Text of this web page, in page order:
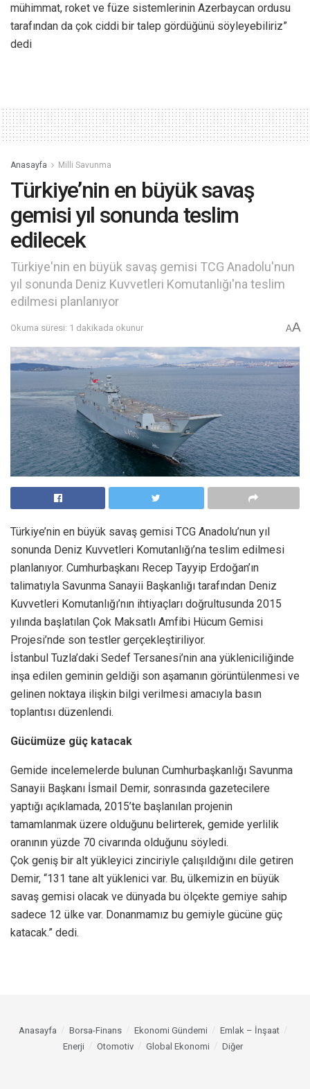
mühimmat, roket ve füze sistemlerinin Azerbaycan ordusu
tarafından da çok ciddi bir talep gördüğünü söyleyebiliriz”
dedi
Anasayfa Milli Savunma
Türkiye’nin en büyük savaş
gemisi yıl sonunda teslim
edilecek
Türkiye'nin en büyük savaş gemisi TCG Anadolu'nun
yıl sonunda Deniz Kuvvetleri Komutanlığı'na teslim
edilmesi planlanıyor
Okuma süresi: 1 dakikada okunur AA
Türkiye’nin en büyük savaş gemisi TCG Anadolu’nun yıl
sonunda Deniz Kuvvetleri Komutanlığı’na teslim edilmesi
planlanıyor. Cumhurbaşkanı Recep Tayyip Erdoğan’ın
talimatıyla Savunma Sanayii Başkanlığı tarafından Deniz
Kuvvetleri Komutanlığı’nın ihtiyaçları doğrultusunda 2015
yılında başlatılan Çok Maksatlı Amfibi Hücum Gemisi
Projesi’nde son testler gerçekleştiriliyor.
İstanbul Tuzla’daki Sedef Tersanesi’nin ana yükleniciliğinde
inşa edilen geminin geldiği son aşamanın görüntülenmesi ve
gelinen noktaya ilişkin bilgi verilmesi amacıyla basın
toplantısı düzenlendi.
Gücümüze güç katacak
Gemide incelemelerde bulunan Cumhurbaşkanlığı Savunma
Sanayii Başkanı İsmail Demir, sonrasında gazetecilere
yaptığı açıklamada, 2015’te başlanılan projenin
tamamlanmak üzere olduğunu belirterek, gemide yerlilik
oranının yüzde 70 civarında olduğunu söyledi.
Çok geniş bir alt yükleyici zinciriyle çalışıldığını dile getiren
Demir, “131 tane alt yüklenici var. Bu, ülkemizin en büyük
savaş gemisi olacak ve dünyada bu ölçekte gemiye sahip
sadece 12 ülke var. Donanmamız bu gemiyle gücüne güç
katacak.” dedi.
Anasayfa Borsa-Finans Ekonomi Gündemi
Emlak – İnşaat
Enerji
Otomotiv Global Ekonomi Diğer